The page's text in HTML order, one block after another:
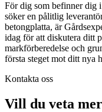
För dig som befinner dig
söker en pålitlig
betongplatta, är
idag för att diskutera ditt
markförberedelse och
första steget mot ditt nya
Kontakta oss
Vill du veta